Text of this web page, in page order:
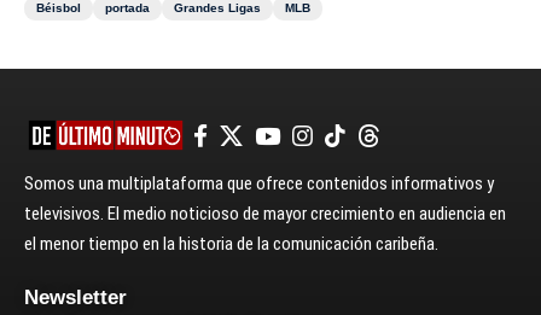
Béisbol
portada Grandes Ligas MLB
Somos una multiplataforma que ofrece contenidos informativos y
televisivos. El medio noticioso de mayor crecimiento en audiencia en
el menor tiempo en la historia de la comunicación caribeña.
Newsletter